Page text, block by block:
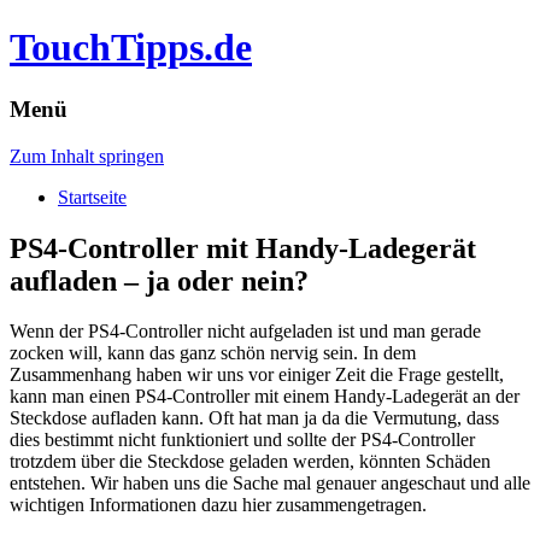
TouchTipps.de
Menü
Zum Inhalt springen
Startseite
PS4-Controller mit Handy-Ladegerät
aufladen – ja oder nein?
Wenn der PS4-Controller nicht aufgeladen ist und man gerade
zocken will, kann das ganz schön nervig sein. In dem
Zusammenhang haben wir uns vor einiger Zeit die Frage gestellt,
kann man einen PS4-Controller mit einem Handy-Ladegerät an der
Steckdose aufladen kann. Oft hat man ja da die Vermutung, dass
dies bestimmt nicht funktioniert und sollte der PS4-Controller
trotzdem über die Steckdose geladen werden, könnten Schäden
entstehen. Wir haben uns die Sache mal genauer angeschaut und alle
wichtigen Informationen dazu hier zusammengetragen.